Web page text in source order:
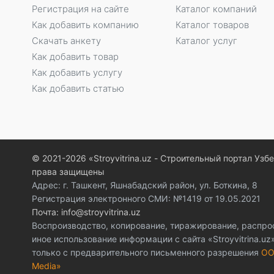
Регистрация на сайте
Как добавить компанию
Скачать анкету
Как добавить товар
Как добавить услугу
Как добавить статью
Каталог компаний
Каталог товаров
Каталог услуг
© 2021-2026 «Stroyvitrina.uz - Строительный портал
права защищены
Адрес: г. Ташкент, Яшнабадский район, ул. Боткина, 8
Регистрация электронного СМИ: №1419 от 19.05.2021
Почта: info@stroyvitrina.uz
Воспроизводство, копирование, тиражирование,
иное использование информации с сайта
только с предварительного письменного разрешения
Media»